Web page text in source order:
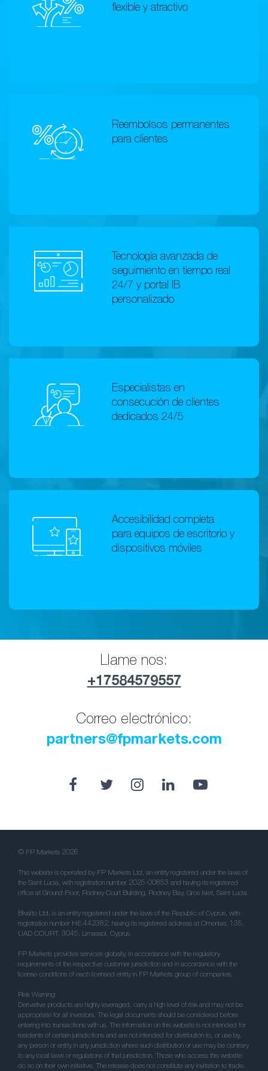
flexible y atractivo
Reembolsos permanentes
para clientes
Tecnología avanzada de
seguimiento en tiempo real
24/7 y portal IB
personalizado
Especialistas en
consecución de clientes
dedicados 24/5
Accesibilidad completa
para equipos de escritorio y
dispositivos móviles
Llame nos:
+17584579557
Correo electrónico:
partners@fpmarkets.com
© FP Markets 2026
This website is operated by FP Markets Ltd, an entity registered under the laws of
the Saint Lucia, with registration number 2025-00853 and having its registered
office at Ground Floor, Rodney Court Building, Rodney Bay, Gros Islet, Saint Lucia.
Bivalto Ltd, is an entity registered under the laws of the Republic of Cyprus, with
registration number HE 442382, having its registered address at Omonias, 135,
UAD COURT, 3045, Limassol, Cyprus.
FP Markets provides services globally, in accordance with the regulatory
requirements of the respective customer jurisdiction and in accordance with the
license conditions of each licensed entity in FP Markets group of companies.
Risk Warning:
Derivative products are highly leveraged, carry a high level of risk and may not be
appropriate for all investors. The legal documents should be considered before
entering into transactions with us. The information on this website is not intended for
residents of certain jurisdictions and are not intended for distribution to, or use by,
any person or entity in any jurisdiction where such distribution or use may be contrary
to any local laws or regulations of that jurisdiction. Those who access this website
do so on their own initiative. The release does not constitute any invitation to trade.